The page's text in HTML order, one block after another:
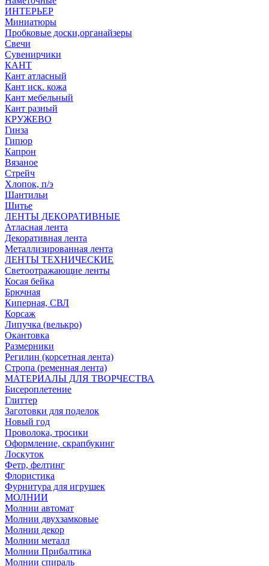
ИНТЕРЬЕР
Миниатюры
Пробковые доски,органайзеры
Свечи
Сувенирчики
КАНТ
Кант атласный
Кант иск. кожа
Кант мебельный
Кант разный
КРУЖЕВО
Гинза
Гипюр
Капрон
Вязаное
Стрейч
Хлопок, п/э
Шантильи
Шитье
ЛЕНТЫ ДЕКОРАТИВНЫЕ
Атласная лента
Декоративная лента
Металлизированная лента
ЛЕНТЫ ТЕХНИЧЕСКИЕ
Светоотражающие ленты
Косая бейка
Брючная
Киперная, СВЛ
Корсаж
Липучка (велькро)
Окантовка
Размерники
Регилин (корсетная лента)
Стропа (ременная лента)
МАТЕРИАЛЫ ДЛЯ ТВОРЧЕСТВА
Бисероплетение
Глиттер
Заготовки для поделок
Новый год
Проволока, тросики
Оформление, скрапбукинг
Лоскуток
Фетр, фелтинг
Флористика
Фурнитура для игрушек
МОЛНИИ
Молнии автомат
Молнии двухзамковые
Молнии декор
Молнии металл
Молнии Прибалтика
Молнии спираль